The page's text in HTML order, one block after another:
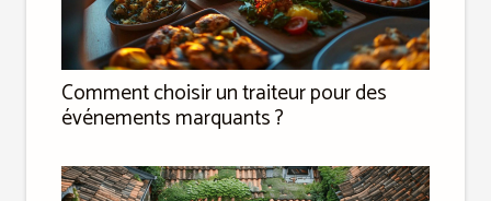
Comment choisir un traiteur pour des
événements marquants ?